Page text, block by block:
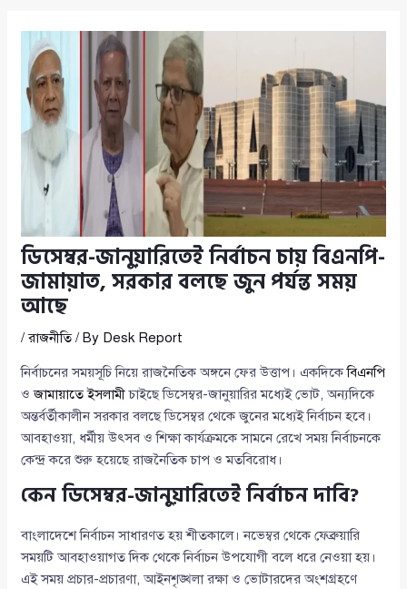
ডিসেম্বর-জানুয়ারিতেই নির্বাচন চায় বিএনপি-
জামায়াত, সরকার বলছে জুন পর্যন্ত সময়
আছে
/রাজনীতি/ By Desk Report
নির্বাচনের সময়সূচি নিয়ে রাজনৈতিক অঙ্গনে ফের উত্তাপ। একদিকেবিএনপি
ওজামায়াতে ইসলামীচাইছে ডিসেম্বর-জানুয়ারির মধ্যেই ভোট, অন্যদিকে
অন্তর্বর্তীকালীন সরকার বলছে ডিসেম্বর থেকে জুনের মধ্যেই নির্বাচন হবে।
আবহাওয়া, ধর্মীয় উৎসব ও শিক্ষা কার্যক্রমকে সামনে রেখে সময় নির্বাচনকে
কেন্দ্র করে শুরু হয়েছে রাজনৈতিক চাপ ও মতবিরোধ।
কেন ডিসেম্বর-জানুয়ারিতেই নির্বাচন দাবি?
বাংলাদেশে নির্বাচন সাধারণত হয় শীতকালে। নভেম্বর থেকে ফেব্রুয়ারি
সময়টি আবহাওয়াগত দিক থেকে নির্বাচন উপযোগী বলে ধরে নেওয়া হয়।
এই সময় প্রচার-প্রচারণা, আইনশৃঙ্খলা রক্ষা ও ভোটারদের অংশগ্রহণে